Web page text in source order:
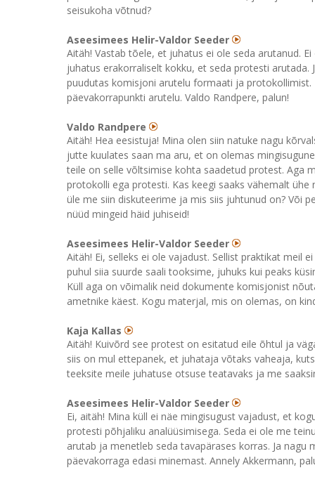
seisukoha võtnud?
Aseesimees Helir-Valdor Seeder
Aitäh! Vastab tõele, et juhatus ei ole seda arutanud.
juhatus erakorraliselt kokku, et seda protesti
puudutas komisjoni arutelu formaati ja protokollimist.
päevakorrapunkti arutelu. Valdo Randpere, palun!
Valdo Randpere
Aitäh! Hea eesistuja! Mina olen siin natuke nagu
jutte kuulates saan ma aru, et on olemas
teile on selle võltsimise kohta saadetud protest. Aga
protokolli ega protesti. Kas keegi saaks vähemalt
üle me siin diskuteerime ja mis siis juhtunud on? Või
nüüd mingeid häid juhiseid!
Aseesimees Helir-Valdor Seeder
Aitäh! Ei, selleks ei ole vajadust. Sellist praktikat meil
puhul siia suurde saali tooksime, juhuks kui peaks
Küll aga on võimalik neid dokumente komisjonist
ametnike käest. Kogu materjal, mis on olemas, on
Kaja Kallas
Aitäh! Kuivõrd see protest on esitatud eile õhtul ja
siis on mul ettepanek, et juhataja võtaks vaheaja,
teeksite meile juhatuse otsuse teatavaks ja me
Aseesimees Helir-Valdor Seeder
Ei, aitäh! Mina küll ei näe mingisugust vajadust, et
protesti põhjaliku analüüsimisega. Seda ei ole me
arutab ja menetleb seda tavapärases korras. Ja
päevakorraga edasi minemast. Annely Akkermann,